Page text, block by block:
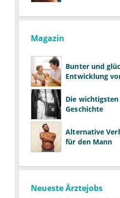
Magazin
Bunter und
Entwicklung
Die
Geschichte
Alternative
für den Mann
Neueste Ärztejobs